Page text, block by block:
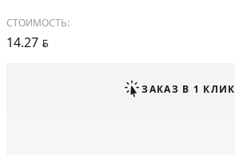
СТОИМОСТЬ:
14.27 BYN
ЗАКАЗ В 1 КЛИК